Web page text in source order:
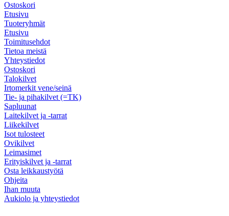
Ostoskori
Etusivu
Tuoteryhmät
Etusivu
Toimitusehdot
Tietoa meistä
Yhteystiedot
Ostoskori
Talokilvet
Irtomerkit vene/seinä
Tie- ja pihakilvet (=TK)
Sapluunat
Laitekilvet ja -tarrat
Liikekilvet
Isot tulosteet
Ovikilvet
Leimasimet
Erityiskilvet ja -tarrat
Osta leikkaustyötä
Ohjeita
Ihan muuta
Aukiolo ja yhteystiedot